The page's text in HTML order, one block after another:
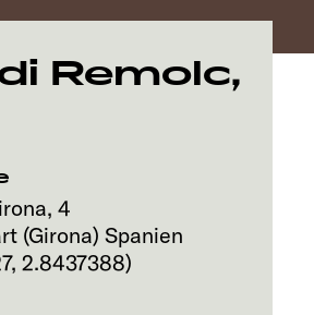
Remolc,
4
(Girona) Spanien
, 2.8437388)